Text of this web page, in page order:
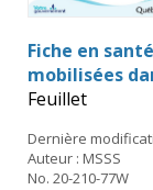
Fiche en
mobilisées
Feuillet
Dernière
Auteur : MSSS
No. 20-210-77W